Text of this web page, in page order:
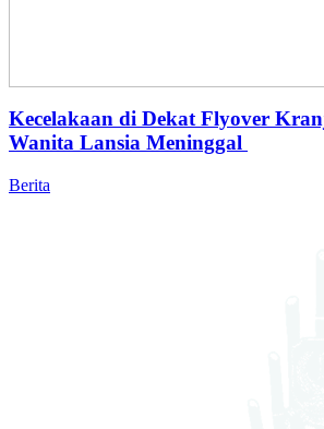
Kecelakaan di Dekat Flyover
Wanita Lansia Meninggal
Berita